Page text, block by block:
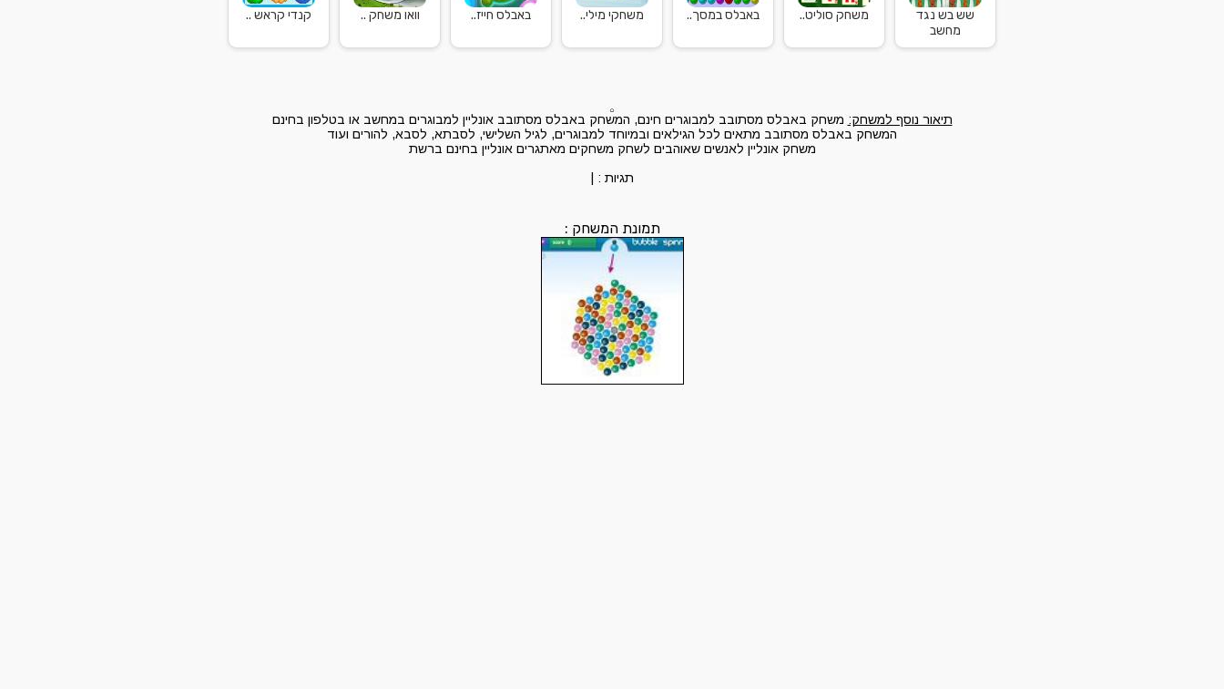
שש בש נגד
מחשב
משחק סוליט.. באבלס במסך.. משחקי מילי.. באבלס חייז.. וואו משחק .. קנדי קראש ..
תיאור נוסף למשחק: משחק באבלס מסתובב למבוגרים חינם, המשחק באבלס מסתובב אונליין למבוגרים במחשב או בטלפון בחינם
המשחק באבלס מסתובב מתאים לכל הגילאים ובמיוחד למבוגרים, לגיל השלישי, לסבתא, לסבא, להורים ועוד
משחק אונליין לאנשים שאוהבים לשחק משחקים מאתגרים אונליין בחינם ברשת
תגיות :
תמונת המשחק :